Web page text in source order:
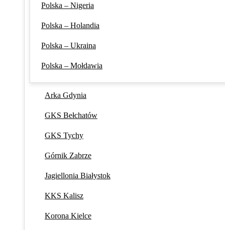
Polska – Nigeria
Polska – Holandia
Polska – Ukraina
Polska – Mołdawia
Arka Gdynia
GKS Bełchatów
GKS Tychy
Górnik Zabrze
Jagiellonia Białystok
KKS Kalisz
Korona Kielce